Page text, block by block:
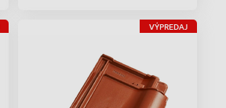
VÝPREDAJ